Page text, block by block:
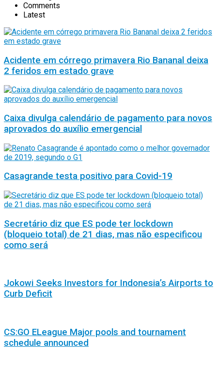
Comments
Latest
Acidente em córrego primavera Rio Bananal deixa
2 feridos em estado grave
Caixa divulga calendário de pagamento para novos
aprovados do auxílio emergencial
Casagrande testa positivo para Covid-19
Secretário diz que ES pode ter lockdown
(bloqueio total) de 21 dias, mas não especificou
como será
Jokowi Seeks Investors for Indonesia’s Airports to
Curb Deficit
CS:GO ELeague Major pools and tournament
schedule announced